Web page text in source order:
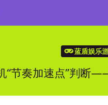
蓝盾娱乐
“节奏加速点”判断